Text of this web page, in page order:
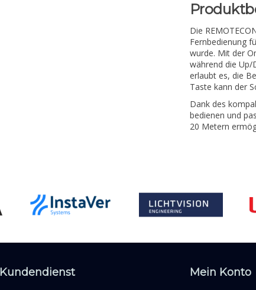
Die
Fernbedienung
wurde. Mit der
während die
erlaubt es, die
Taste kann der
Dank des
bedienen und
20 Metern
Kundendienst Mein Konto